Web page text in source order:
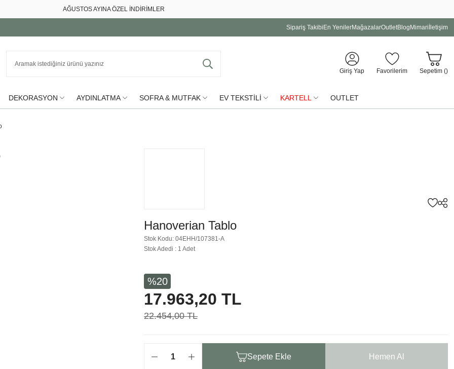
AĞUSTOS AYINA ÖZEL İNDİRİMLER
Sipariş Takibi En YenilerMağazalarOutletBlog Mimari İletişim
Giriş Yap Favorilerim Sepetim ()
DEKORASYON AYDINLATMA SOFRA & MUTFAK EV TEKSTİLİ KARTELL OUTLET
Hanoverian Tablo
Stok Kodu: 04EHH/107381-A
Stok Adedi : 1 Adet
%20
17.963,20 TL
22.454,00 TL
Sepete Ekle Hemen Al